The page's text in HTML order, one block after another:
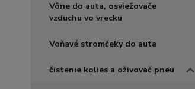
Vône do auta, osviežovače
vzduchu vo vrecku
Voňavé stromčeky do auta
čistenie kolies a oživovač pneu